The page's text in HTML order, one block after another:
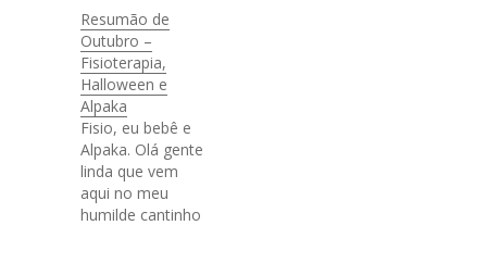
mundo dos blogs.
Então como eu
tardo, mas não
falho, aí vão as
respostas: #1 Por
que decidiu criar
um blog e quando
começou? O
Chocottone
nasceu quando
Resumão de
Outubro –
Fisioterapia,
Halloween e
Alpaka
Fisio, eu bebê e
Alpaka. Olá gente
linda que vem
aqui no meu
humilde cantinho